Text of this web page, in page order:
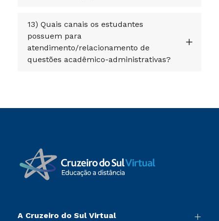
13) Quais canais os estudantes
possuem para
atendimento/relacionamento de
questões acadêmico-administrativas?
A Cruzeiro do Sul Virtual